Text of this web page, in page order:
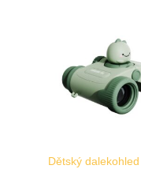
Dětský